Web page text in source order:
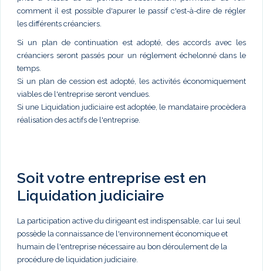
comment il est possible d'apurer le passif c'est-à-dire de régler
les différents créanciers.
Si un plan de continuation est adopté, des accords avec les
créanciers seront passés pour un réglement échelonné dans le
temps.
Si un plan de cession est adopté, les activités économiquement
viables de l'entreprise seront vendues.
Si une Liquidation judiciaire est adoptée, le mandataire procèdera
réalisation des actifs de l'entreprise.
Soit votre entreprise est en
Liquidation judiciaire
La participation active du dirigeant est indispensable, car lui seul
possède la connaissance de l'environnement économique et
humain de l'entreprise nécessaire au bon déroulement de la
procédure de liquidation judiciaire.